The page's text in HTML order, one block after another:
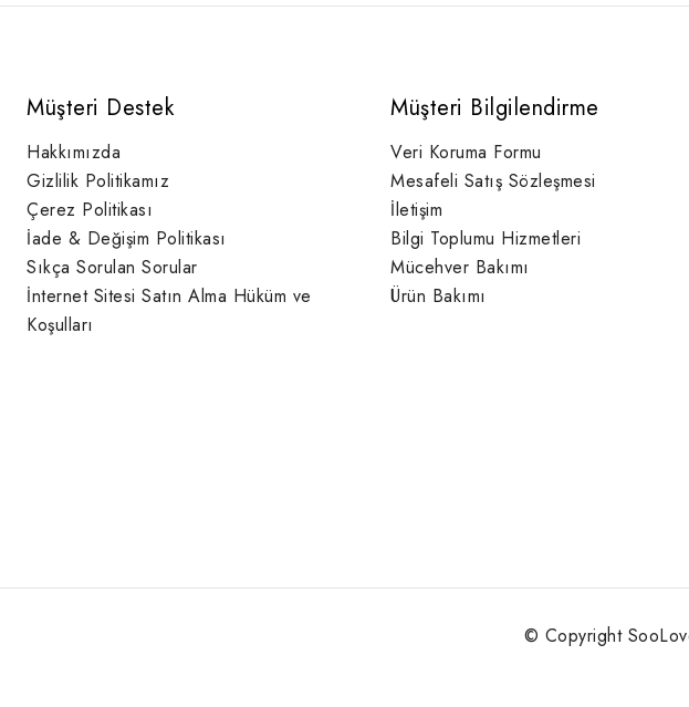
Müşteri Destek
Hakkımızda
Gizlilik Politikamız
Çerez Politikası
İade & Değişim Politikası
Sıkça Sorulan Sorular
İnternet Sitesi Satın Alma Hüküm ve
Koşulları
Müşteri Bilgilendirme
Veri Koruma Formu
Mesafeli Satış Sözleşmesi
İletişim
Bilgi Toplumu Hizmetleri
Mücehver Bakımı
Ürün Bakımı
© Copyright